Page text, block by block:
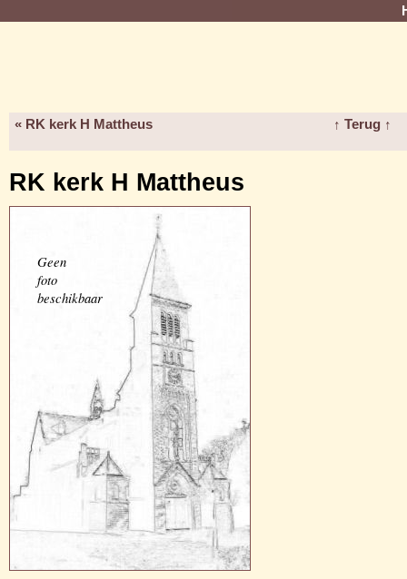
« RK kerk H Mattheus ↑ Terug ↑
RK kerk H Mattheus
Geen
foto
beschikbaar